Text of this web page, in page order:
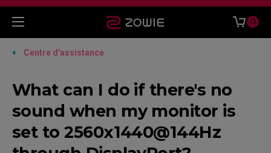
0
Centre d'assistance
What can I do if there's no
sound when my monitor is
set to 2560x1440@144Hz